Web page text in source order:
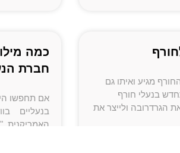
מגיע ואיתו גם
בנעלי חורף
הגרדרובה ולייצר את
כמה
חברת
אם תחפשו
בנעליים